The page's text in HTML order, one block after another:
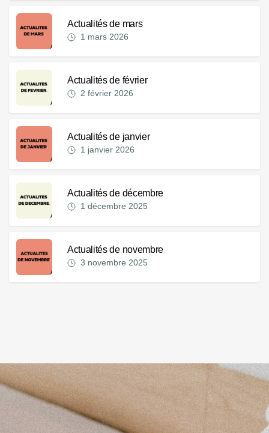
Actualités de mars
1 mars 2026
Actualités de février
2 février 2026
Actualités de janvier
1 janvier 2026
Actualités de décembre
1 décembre 2025
Actualités de novembre
3 novembre 2025